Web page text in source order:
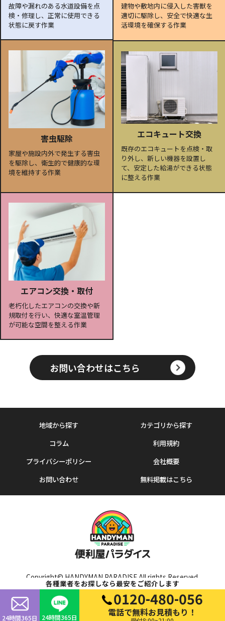
故障や漏れのある水道設備を点
検・修理し、正常に使用できる
状態に戻す作業
建物や敷地内に侵入した害獣を
適切に駆除し、安全で快適な生
活環境を確保する作業
害虫駆除
家屋や施設内外で発生する害虫
を駆除し、衛生的で健康的な環
境を維持する作業
エコキュート交換
既存のエコキュートを点検・取
り外し、新しい機器を設置し
て、安定した給湯ができる状態
に整える作業
エアコン交換・取付
老朽化したエアコンの交換や新
規取付を行い、快適な室温管理
が可能な空間を整える作業
お問い合わせはこちら
地域から探す
カテゴリから探す
コラム
利用規約
プライバシーポリシー
会社概要
お問い合わせ
無料掲載はこちら
Copyright© HANDYMAN PARADISE All rights Reserved.
各種業者をお探しなら最安をご紹介します
24時間365日 24時間365日
0120-480-056
電話で無料お見積もり！